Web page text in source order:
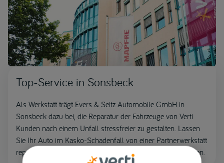
Top-Service in Sonsbeck
Als Werkstatt trägt Evers & Seitz Automobile GmbH in
Sonsbeck dazu bei, die Reparatur der Fahrzeuge von Verti
Kunden nach einem Unfall stressfreier zu gestalten. Lassen
Sie Ihr Auto im Kasko-Schadenfall von einer Partnerwerkstatt
reparieren und erhalten Sie deren exklusive Zusatzleistungen.